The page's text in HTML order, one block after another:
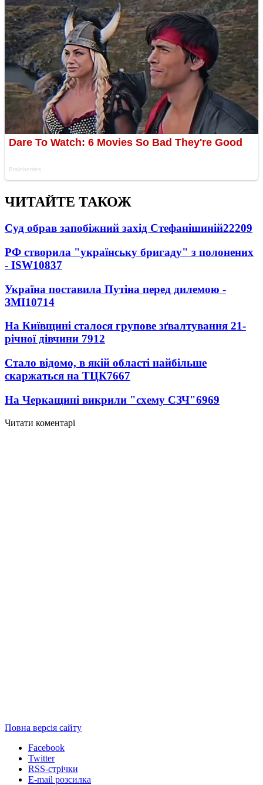
ЧИТАЙТЕ ТАКОЖ
Суд обрав запобіжний захід Стефанішиній22209
РФ створила "українську бригаду" з полонених
- ISW10837
Україна поставила Путіна перед дилемою -
ЗМІ10714
На Київщині сталося групове зґвалтування 21-
річної дівчини 7912
Стало відомо, в якій області найбільше
скаржаться на ТЦК7667
На Черкащині викрили "схему СЗЧ"6969
Читати коментарі
Повна версія сайту
Facebook
Twitter
RSS-стрічки
E-mail розсилка